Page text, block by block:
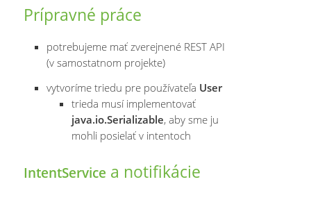
Prípravné práce
potrebujeme mať zverejnené REST API
(v samostatnom projekte)
vytvoríme triedu pre používateľa User
trieda musí implementovať
java.io.Serializable, aby sme ju
mohli posielať v intentoch
IntentService a notifikácie